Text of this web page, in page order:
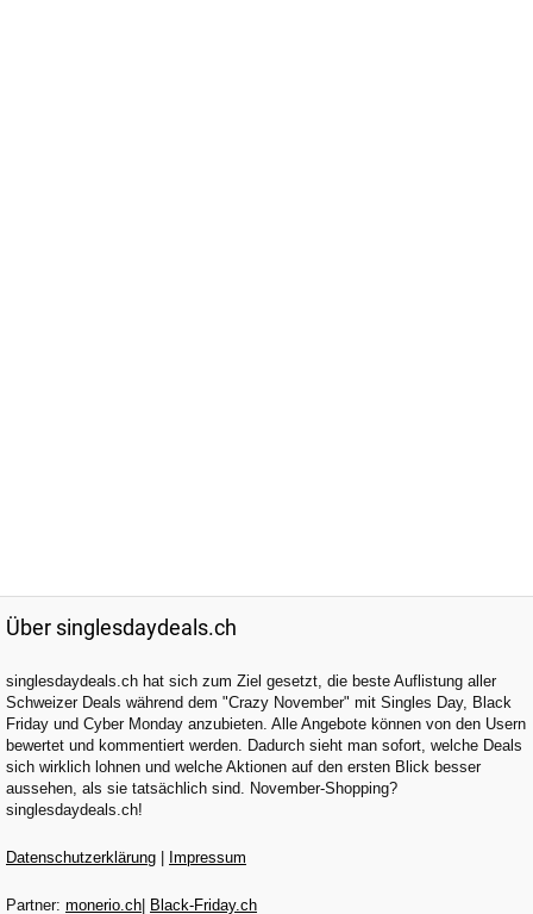
Über singlesdaydeals.ch
singlesdaydeals.ch hat sich zum Ziel gesetzt, die beste Auflistung aller
Schweizer Deals während dem "Crazy November" mit Singles Day, Black
Friday und Cyber Monday anzubieten. Alle Angebote können von den Usern
bewertet und kommentiert werden. Dadurch sieht man sofort, welche Deals
sich wirklich lohnen und welche Aktionen auf den ersten Blick besser
aussehen, als sie tatsächlich sind. November-Shopping?
singlesdaydeals.ch!
Datenschutzerklärung Impressum
Partner: monerio.ch Black-Friday.ch